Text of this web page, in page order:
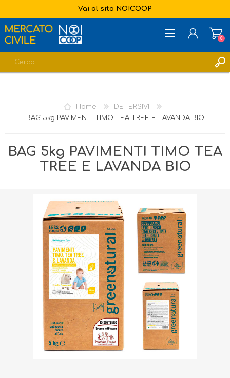
Vai al sito NOICOOP
LISTA DEI DESIDERI
0
Home
DETERSIVI
BAG 5kg PAVIMENTI TIMO TEA TREE E LAVANDA BIO
BAG 5kg PAVIMENTI TIMO TEA
TREE E LAVANDA BIO